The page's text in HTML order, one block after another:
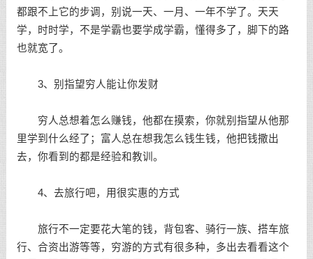
都跟不上它的步调，别说一天、一月、一年不学了。天天
学，时时学，不是学霸也要学成学霸，懂得多了，脚下的路
也就宽了。
3、别指望穷人能让你发财
穷人总想着怎么赚钱，他都在摸索，你就别指望从他那
里学到什么经了；富人总在想我怎么钱生钱，他把钱撒出
去，你看到的都是经验和教训。
4、去旅行吧，用很实惠的方式
旅行不一定要花大笔的钱，背包客、骑行一族、搭车旅
行、合资出游等等，穷游的方式有很多种，多出去看看这个